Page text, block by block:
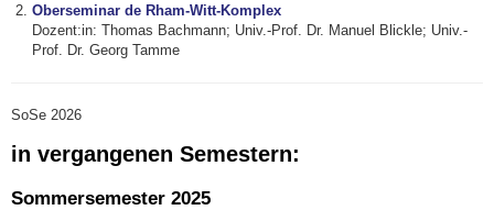
Oberseminar de Rham-Witt-Komplex
Dozent:in: Thomas Bachmann; Univ.-Prof. Dr. Manuel Blickle; Univ.-
Prof. Dr. Georg Tamme
SoSe 2026
in vergangenen Semestern:
Sommersemester 2025